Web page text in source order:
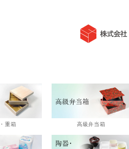
重箱 高級弁当箱